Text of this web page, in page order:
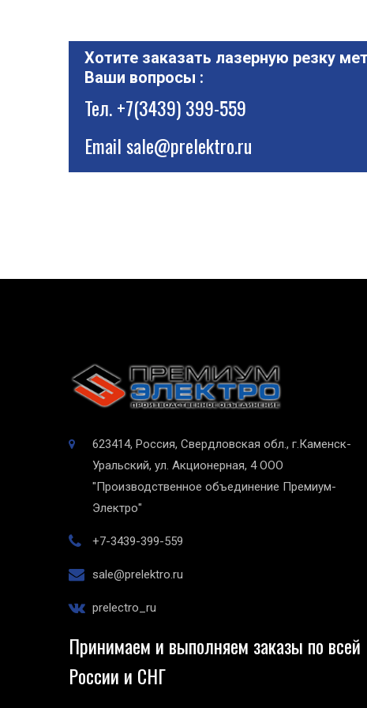
Хотите заказать лазерную резку
Ваши вопросы :
Тел.+7(3439) 399-559
Emailsale@prelektro.ru
623414, Россия, Свердловская обл., г.Каменск-
Уральский, ул. Акционерная, 4 ООО
"Производственное объединение Премиум-
Электро"
+7-3439-399-559
sale@prelektro.ru
prelectro_ru
Принимаем и выполняем заказы по всей
России и СНГ